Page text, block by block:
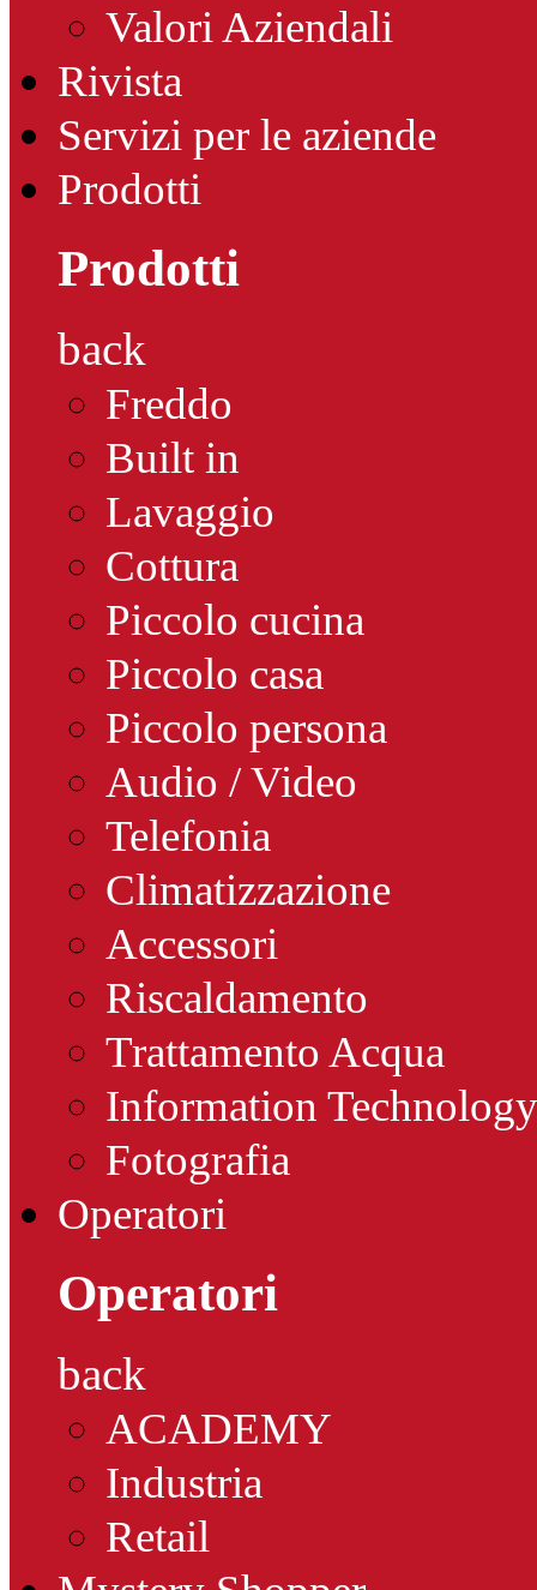
Valori Aziendali
Rivista
Servizi per le aziende
Prodotti
Prodotti
back
Freddo
Built in
Lavaggio
Cottura
Piccolo cucina
Piccolo casa
Piccolo persona
Audio / Video
Telefonia
Climatizzazione
Accessori
Riscaldamento
Trattamento Acqua
Information Technology
Fotografia
Operatori
Operatori
back
ACADEMY
Industria
Retail